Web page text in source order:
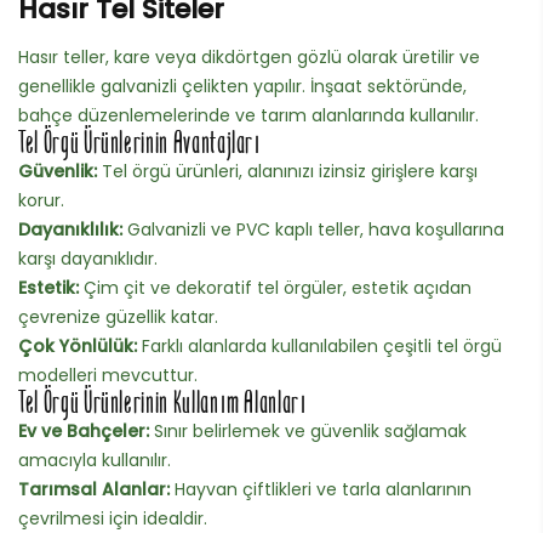
Hasır Tel Siteler
Hasır teller, kare veya dikdörtgen gözlü olarak üretilir ve
genellikle galvanizli çelikten yapılır. İnşaat sektöründe,
bahçe düzenlemelerinde ve tarım alanlarında kullanılır.
Tel Örgü Ürünlerinin Avantajları
Güvenlik:Tel örgü ürünleri, alanınızı izinsiz girişlere karşı
korur.
Dayanıklılık:Galvanizli ve PVC kaplı teller, hava koşullarına
karşı dayanıklıdır.
Estetik:Çim çit ve dekoratif tel örgüler, estetik açıdan
çevrenize güzellik katar.
Çok Yönlülük:Farklı alanlarda kullanılabilen çeşitli tel örgü
modelleri mevcuttur.
Tel Örgü Ürünlerinin Kullanım Alanları
Ev ve Bahçeler:Sınır belirlemek ve güvenlik sağlamak
amacıyla kullanılır.
Tarımsal Alanlar:Hayvan çiftlikleri ve tarla alanlarının
çevrilmesi için idealdir.